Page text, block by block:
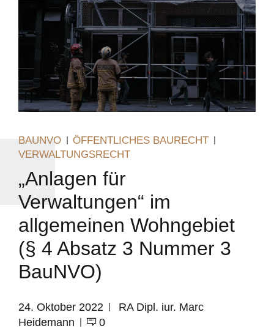
BAUNVO
ÖFFENTLICHES BAURECHT
VERWALTUNGSRECHT
„Anlagen für
Verwaltungen“ im
allgemeinen Wohngebiet
(§ 4 Absatz 3 Nummer 3
BauNVO)
24. Oktober 2022
RA Dipl. iur. Marc
Heidemann
0